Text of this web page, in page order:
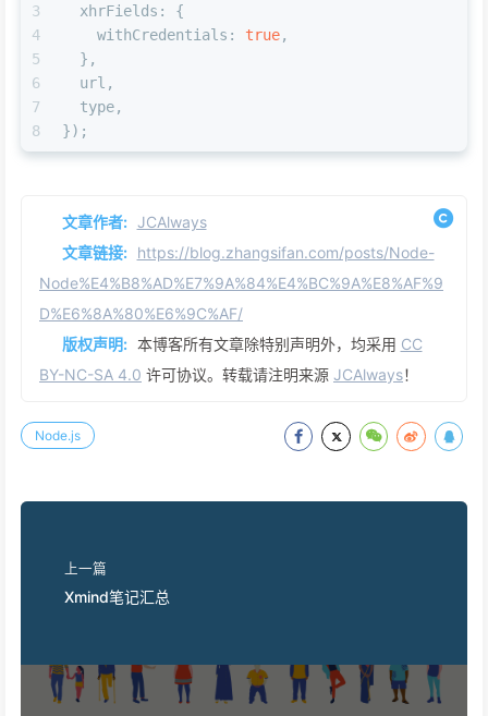
3
4
5
6
7
8
xhrFields : {
withCredentials : true,
  },
  url,
  type,
});
文章作者: JCAlways
文章链接: https://blog.zhangsifan.com/posts/Node-
Node%E4%B8%AD%E7%9A%84%E4%BC%9A%E8%AF%9
D%E6%8A%80%E6%9C%AF/
版权声明: 本博客所有文章除特别声明外，均采用 CC
BY-NC-SA 4.0 许可协议。转载请注明来源 JCAlways！
Node.js
上一篇
Xmind笔记汇总